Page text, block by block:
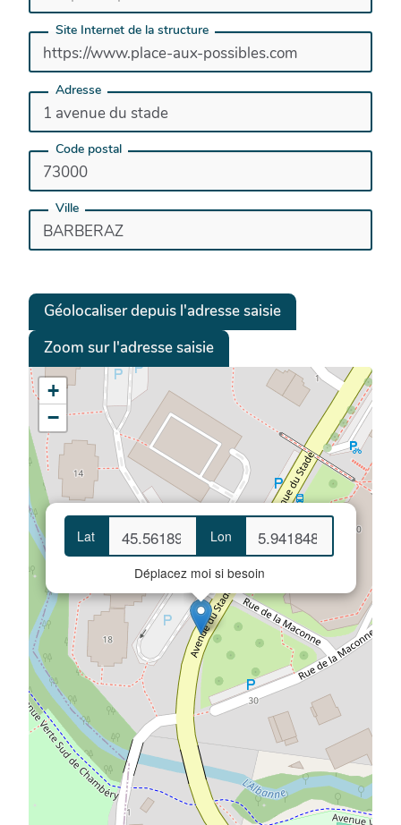
Site Internet de la structure
Adresse
Code postal
Ville
Géolocaliser depuis l'adresse saisie
Zoom sur l'adresse saisie
Lat Lon
Déplacez moi si besoin
+
−